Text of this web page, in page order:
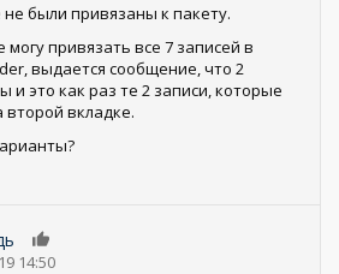
были привязаны к пакету.
могу привязать все 7 записей в
выдается сообщение, что 2
и это как раз те 2 записи, которые
вкладке.
14:50